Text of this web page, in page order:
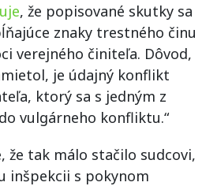
, že popisované skutky sa
znaky trestného činu
verejného činiteľa. Dôvod,
je údajný konflikt
ktorý sa s jedným z
vulgárneho konfliktu.“
že tak málo stačilo sudcovi,
inšpekcii s pokynom